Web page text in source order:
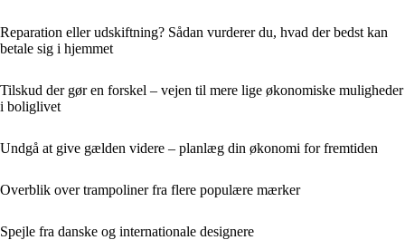
Reparation eller udskiftning? Sådan vurderer du, hvad der bedst kan
betale sig i hjemmet
Tilskud der gør en forskel – vejen til mere lige økonomiske muligheder
i boliglivet
Undgå at give gælden videre – planlæg din økonomi for fremtiden
Overblik over trampoliner fra flere populære mærker
Spejle fra danske og internationale designere